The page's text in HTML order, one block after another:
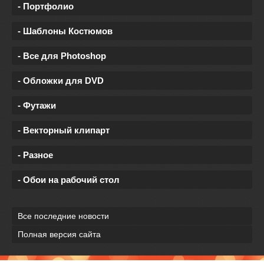
- Портфолио
- Шаблоны Костюмов
- Все для Photoshop
- Обложки для DVD
- Футажи
- Векторный клипарт
- Разное
- Обои на рабочий стол
Все последние новости
Полная версия сайта